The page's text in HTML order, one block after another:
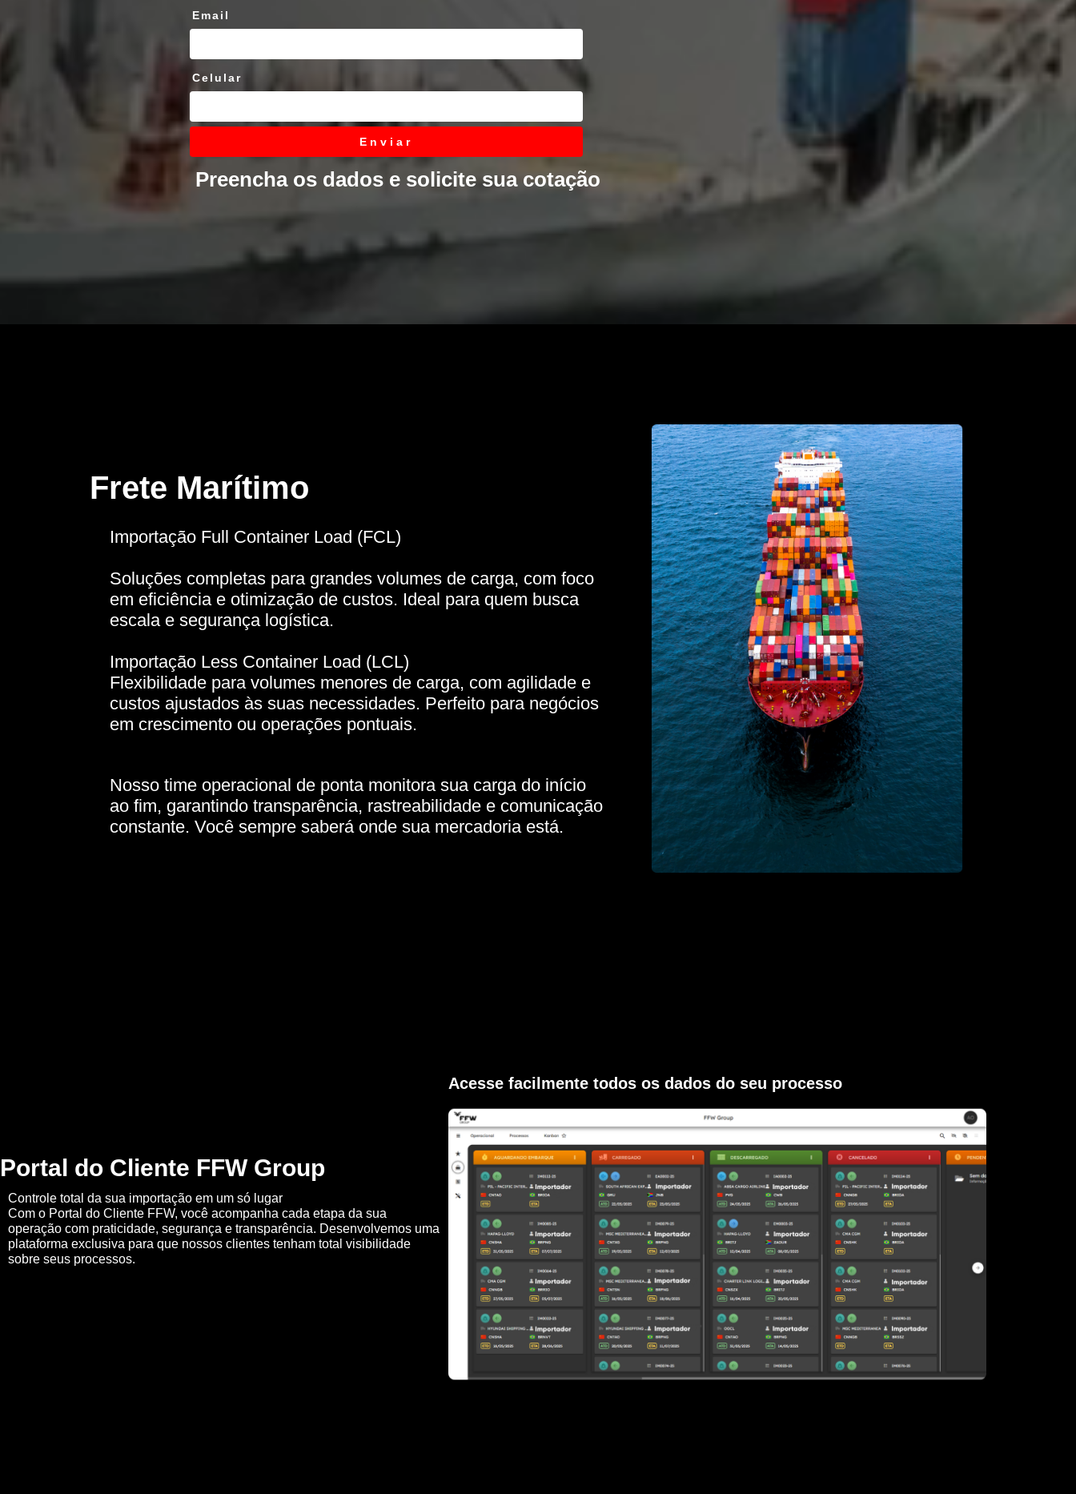
Email
Celular
Enviar
Preencha os dados e solicite sua cotação
Frete Marítimo
Importação Full Container Load (FCL)
Soluções completas para grandes volumes de carga, com foco
em eficiência e otimização de custos. Ideal para quem busca
escala e segurança logística.
Importação Less Container Load (LCL)
Flexibilidade para volumes menores de carga, com agilidade e
custos ajustados às suas necessidades. Perfeito para negócios
em crescimento ou operações pontuais.
Nosso time operacional de ponta monitora sua carga do início
ao fim, garantindo transparência, rastreabilidade e comunicação
constante. Você sempre saberá onde sua mercadoria está.
Portal do Cliente FFW Group
Controle total da sua importação em um só lugar
Com o Portal do Cliente FFW, você acompanha cada etapa da sua
operação com praticidade, segurança e transparência. Desenvolvemos uma
plataforma exclusiva para que nossos clientes tenham total visibilidade
sobre seus processos.
Acesse facilmente todos os dados do seu processo